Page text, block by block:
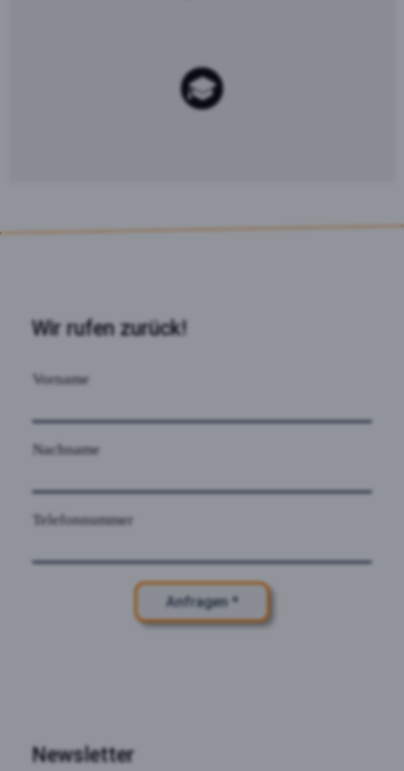
Wir rufen zurück!
Vorname
Nachname
Telefonnummer
Anfragen *
Newsletter